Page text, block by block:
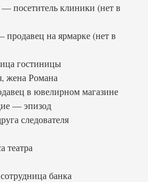
посетитель клиники (нет в
на ярмарке (нет в
гостиницы
жена Романа
в ювелирном магазине
— эпизод
следователя
театра
банка